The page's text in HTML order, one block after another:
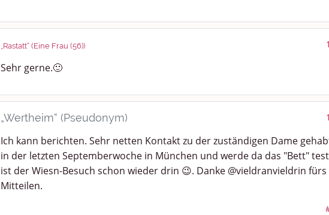
„Rastatt“ (Eine Frau (56))
Sehr gerne.🙂
„Wertheim“ (Pseudonym)
Ich kann berichten. Sehr netten Kontakt zu der zuständigen Dame
in der letzten Septemberwoche in München und werde da das "Bett"
ist der Wiesn-Besuch schon wieder drin 😉. Danke @vieldranvieldrin fürs
Mitteilen.